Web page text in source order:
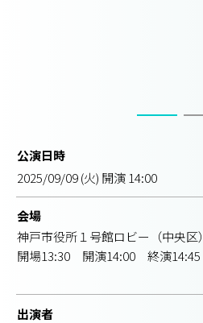
公演日時
2025/09/09 (火) 開演 14:00
会場
神戸市役所１号館ロビー（中央区）
開場13:30 開演14:00 終演14:45
出演者